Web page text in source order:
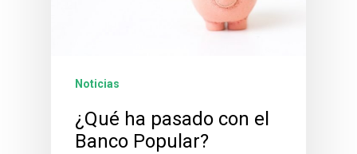
Noticias
¿Qué ha pasado con el
Banco Popular?